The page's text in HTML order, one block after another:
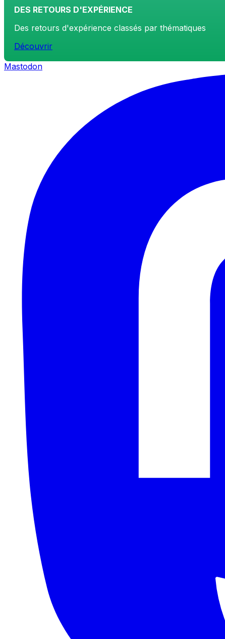
DES RETOURS D'EXPÉRIENCE
Des retours d'expérience classés par thématiques
Découvrir
Mastodon